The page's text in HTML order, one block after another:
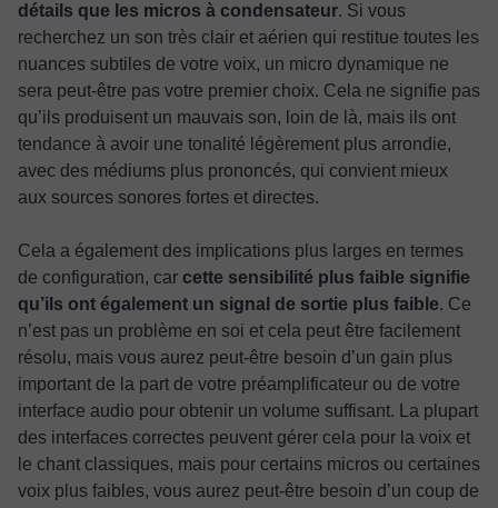
détails que les micros à condensateur. Si vous
recherchez un son très clair et aérien qui restitue toutes les
nuances subtiles de votre voix, un micro dynamique ne
sera peut-être pas votre premier choix. Cela ne signifie pas
qu’ils produisent un mauvais son, loin de là, mais ils ont
tendance à avoir une tonalité légèrement plus arrondie,
avec des médiums plus prononcés, qui convient mieux
aux sources sonores fortes et directes.
Cela a également des implications plus larges en termes
de configuration, car cette sensibilité plus faible signifie
qu’ils ont également un signal de sortie plus faible. Ce
n’est pas un problème en soi et cela peut être facilement
résolu, mais vous aurez peut-être besoin d’un gain plus
important de la part de votre préamplificateur ou de votre
interface audio pour obtenir un volume suffisant. La plupart
des interfaces correctes peuvent gérer cela pour la voix et
le chant classiques, mais pour certains micros ou certaines
voix plus faibles, vous aurez peut-être besoin d’un coup de